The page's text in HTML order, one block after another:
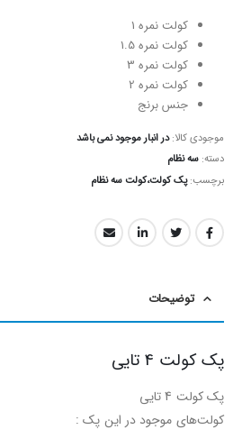
کولت نمره 1
کولت نمره 1.5
کولت نمره 3
کولت نمره 2
جنس برنج
موجودی کالا:در انبار موجود نمی باشد
دسته: سه نظام
برچسب:پک کولت،کولت سه نظام
توضیحات
پک کولت 4 تایی
پک کولت 4 تایی
کولت‌های موجود در این پک :